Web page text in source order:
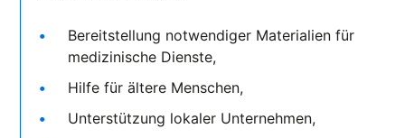
Bereitstellung notwendiger Materialien für
medizinische Dienste,
Hilfe für ältere Menschen,
Unterstützung lokaler Unternehmen,